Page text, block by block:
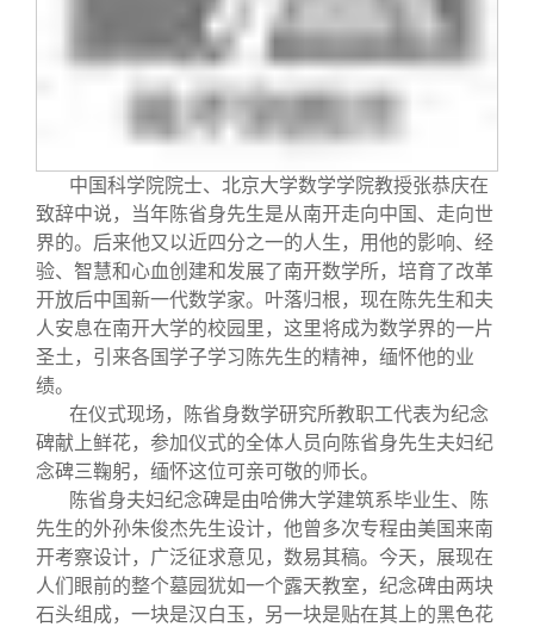
中国科学院院士、北京大学数学学院教授张恭庆在
致辞中说，当年陈省身先生是从南开走向中国、走向世
界的。后来他又以近四分之一的人生，用他的影响、经
验、智慧和心血创建和发展了南开数学所，培育了改革
开放后中国新一代数学家。叶落归根，现在陈先生和夫
人安息在南开大学的校园里，这里将成为数学界的一片
圣土，引来各国学子学习陈先生的精神，缅怀他的业
绩。
在仪式现场，陈省身数学研究所教职工代表为纪念
碑献上鲜花，参加仪式的全体人员向陈省身先生夫妇纪
念碑三鞠躬，缅怀这位可亲可敬的师长。
陈省身夫妇纪念碑是由哈佛大学建筑系毕业生、陈
先生的外孙朱俊杰先生设计，他曾多次专程由美国来南
开考察设计，广泛征求意见，数易其稿。今天，展现在
人们眼前的整个墓园犹如一个露天教室，纪念碑由两块
石头组成，一块是汉白玉，另一块是贴在其上的黑色花